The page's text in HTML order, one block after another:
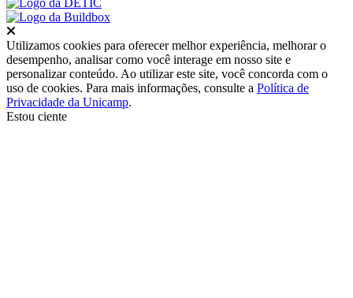
Utilizamos cookies para oferecer melhor experiência, melhorar o
desempenho, analisar como você interage em nosso site e
personalizar conteúdo. Ao utilizar este site, você concorda com o
uso de cookies. Para mais informações, consulte a Política de
Privacidade da Unicamp.
Estou ciente